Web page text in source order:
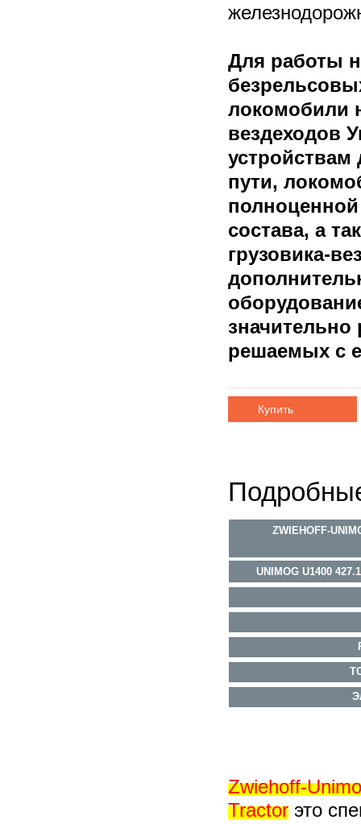
Для работы
локомобили
вездеходов
пути,
состава, а
грузовика-
значительно
решаемых с
Купить
ZWIEHOFF-
UNIMOG U1400
Zwiehoff-
Tractor это